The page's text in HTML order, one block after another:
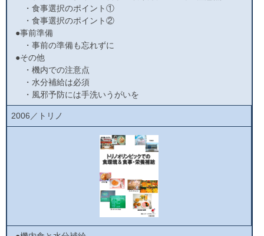
・食事選択のポイント①
・食事選択のポイント②
●事前準備
・事前の準備も忘れずに
●その他
・機内での注意点
・水分補給は必須
・風邪予防には手洗いうがいを
2006／トリノ